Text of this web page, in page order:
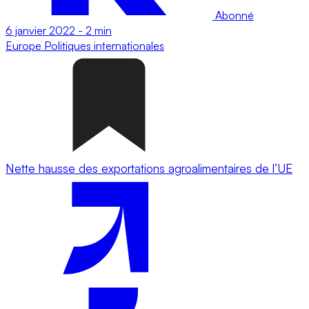
Abonné
6 janvier 2022 - 2 min
Europe Politiques internationales
Nette hausse des exportations agroalimentaires de l’UE